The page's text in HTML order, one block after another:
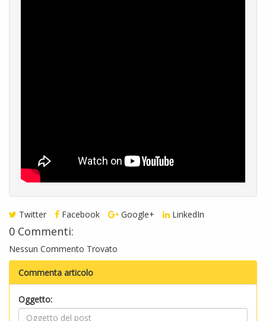
Twitter Facebook Google+ LinkedIn
0 Commenti:
Nessun Commento Trovato
Commenta articolo
Oggetto: